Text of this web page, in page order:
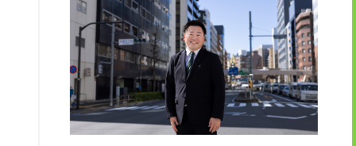
サービスに関するお問い合わせ
お問い合わせ
お問い合わせ・ご相談